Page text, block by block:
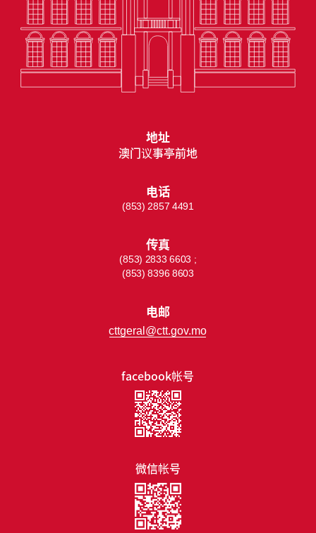
facebook帐号
微信帐号
地址
澳门议事亭前地
电话
(853) 2857 4491
传真
(853) 2833 6603 ;
(853) 8396 8603
电邮
cttgeral@ctt.gov.mo